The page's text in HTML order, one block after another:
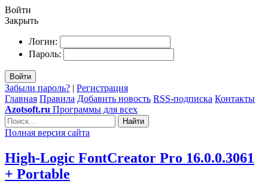
Войти
Закрыть
Логин:
Пароль:
Войти
Забыли пароль? | Регистрация
Главная Правила Добавить новость RSS-подписка Контакты
Azotsoft.ru Программы для всех
Найти
Полная версия сайта
High-Logic FontCreator Pro 16.0.0.3061
+ Portable